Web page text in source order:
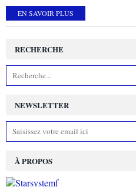
EN SAVOIR PLUS
NEWSLETTER
RECHERCHE
À PROPOS